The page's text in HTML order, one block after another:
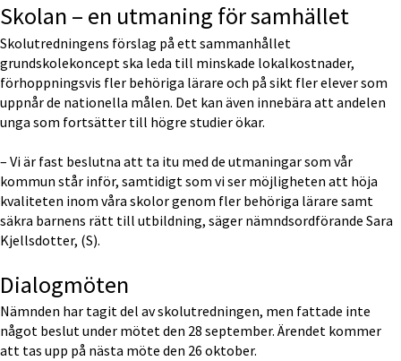
Skolan – en utmaning för samhället
Skolutredningens förslag på ett sammanhållet
grundskolekoncept ska leda till minskade lokalkostnader,
förhoppningsvis fler behöriga lärare och på sikt fler elever som
uppnår de nationella målen. Det kan även innebära att andelen
unga som fortsätter till högre studier ökar.
– Vi är fast beslutna att ta itu med de utmaningar som vår
kommun står inför, samtidigt som vi ser möjligheten att höja
kvaliteten inom våra skolor genom fler behöriga lärare samt
säkra barnens rätt till utbildning, säger nämndsordförande Sara
Kjellsdotter, (S).
Dialogmöten
Nämnden har tagit del av skolutredningen, men fattade inte
något beslut under mötet den 28 september. Ärendet kommer
att tas upp på nästa möte den 26 oktober.